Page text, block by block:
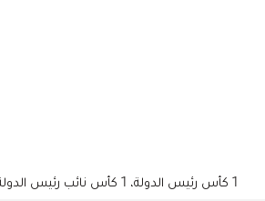
1 كأس رئيس الدولة، 1 كأس نائب رئيس الدولة